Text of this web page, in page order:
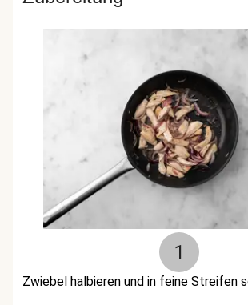
1
Zwiebel halbieren und in feine Streifen